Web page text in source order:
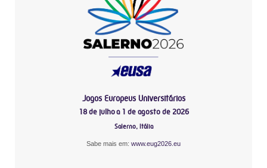
Jogos Europeus Universitários
18 de julho a 1 de agosto de 2026
Salerno, Itália
Sabe mais em: www.eug2026.eu